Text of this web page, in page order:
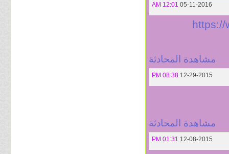
05-11-2016
12:01 AM
https://
مشاهدة المحادثة
12-29-2015
08:38 PM
مشاهدة المحادثة
12-08-2015
01:31 PM